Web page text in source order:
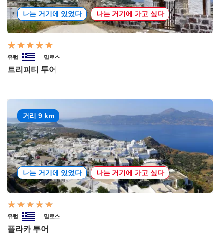
나는 거기에 있었다 나는 거기에 가고 싶다
유럽 밀로스
트리피티 투어
거리 9 km
나는 거기에 있었다 나는 거기에 가고 싶다
유럽 밀로스
플라카 투어